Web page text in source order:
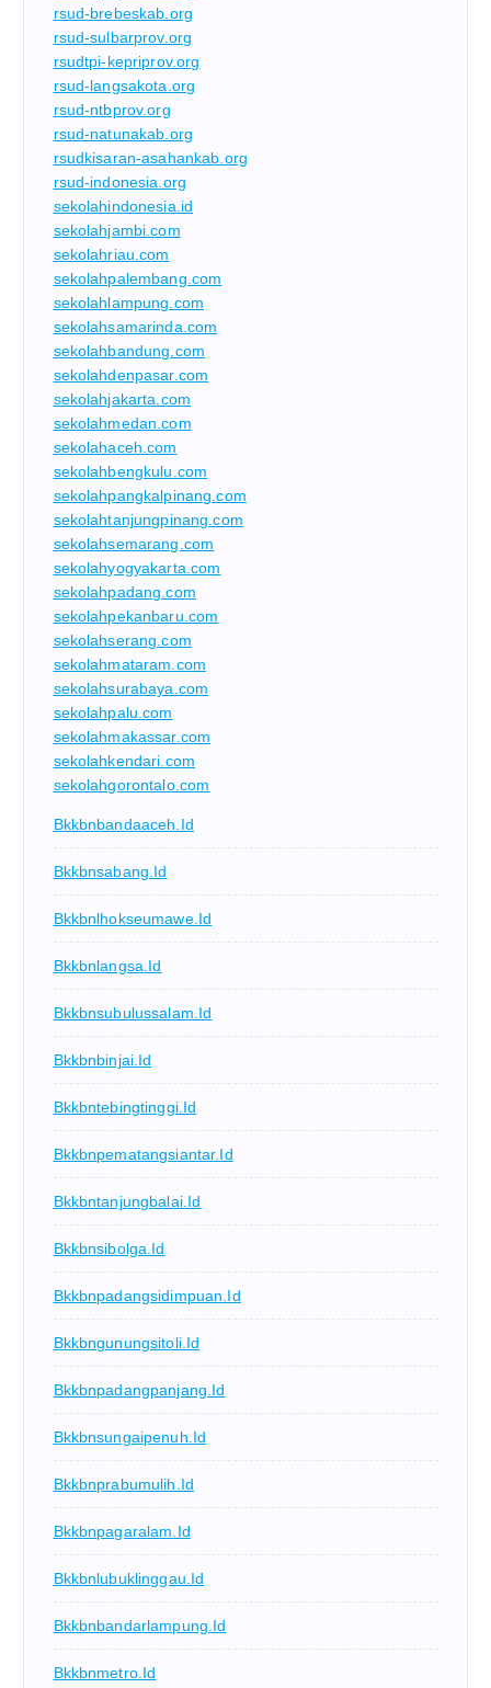
rsud-brebeskab.org
rsud-sulbarprov.org
rsudtpi-kepriprov.org
rsud-langsakota.org
rsud-ntbprov.org
rsud-natunakab.org
rsudkisaran-asahankab.org
rsud-indonesia.org
sekolahindonesia.id
sekolahjambi.com
sekolahriau.com
sekolahpalembang.com
sekolahlampung.com
sekolahsamarinda.com
sekolahbandung.com
sekolahdenpasar.com
sekolahjakarta.com
sekolahmedan.com
sekolahaceh.com
sekolahbengkulu.com
sekolahpangkalpinang.com
sekolahtanjungpinang.com
sekolahsemarang.com
sekolahyogyakarta.com
sekolahpadang.com
sekolahpekanbaru.com
sekolahserang.com
sekolahmataram.com
sekolahsurabaya.com
sekolahpalu.com
sekolahmakassar.com
sekolahkendari.com
sekolahgorontalo.com
Bkkbnbandaaceh.id
Bkkbnsabang.id
Bkkbnlhokseumawe.id
Bkkbnlangsa.id
Bkkbnsubulussalam.id
Bkkbnbinjai.id
Bkkbntebingtinggi.id
Bkkbnpematangsiantar.id
Bkkbntanjungbalai.id
Bkkbnsibolga.id
Bkkbnpadangsidimpuan.id
Bkkbngunungsitoli.id
Bkkbnpadangpanjang.id
Bkkbnsungaipenuh.id
Bkkbnprabumulih.id
Bkkbnpagaralam.id
Bkkbnlubuklinggau.id
Bkkbnbandarlampung.id
Bkkbnmetro.id